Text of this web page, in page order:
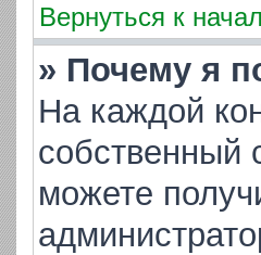
Вернуться к
» Почему я
На каждой
собственный
можете